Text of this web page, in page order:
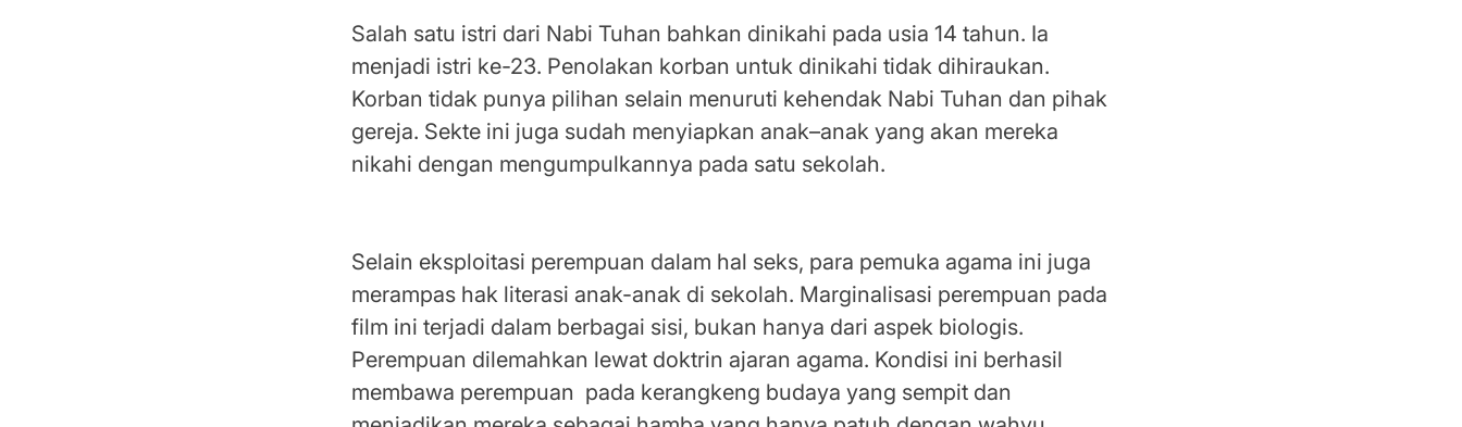
Salah satu istri dari Nabi Tuhan bahkan dinikahi pada usia 14 tahun. Ia
menjadi istri ke-23. Penolakan korban untuk dinikahi tidak dihiraukan.
Korban tidak punya pilihan selain menuruti kehendak Nabi Tuhan dan pihak
gereja. Sekte ini juga sudah menyiapkan anak–anak yang akan mereka
nikahi dengan mengumpulkannya pada satu sekolah.
Selain eksploitasi perempuan dalam hal seks, para pemuka agama ini juga
merampas hak literasi anak-anak di sekolah. Marginalisasi perempuan pada
film ini terjadi dalam berbagai sisi, bukan hanya dari aspek biologis.
Perempuan dilemahkan lewat doktrin ajaran agama. Kondisi ini berhasil
membawa perempuan pada kerangkeng budaya yang sempit dan